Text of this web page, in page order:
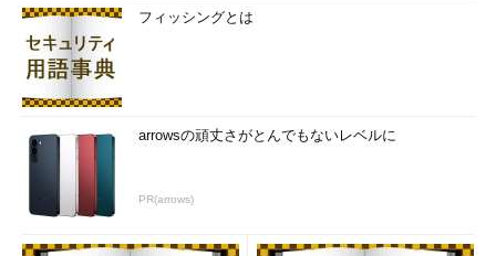
フィッシングとは
arrowsの頑丈さがとんでもないレベルに
PR(arrows)